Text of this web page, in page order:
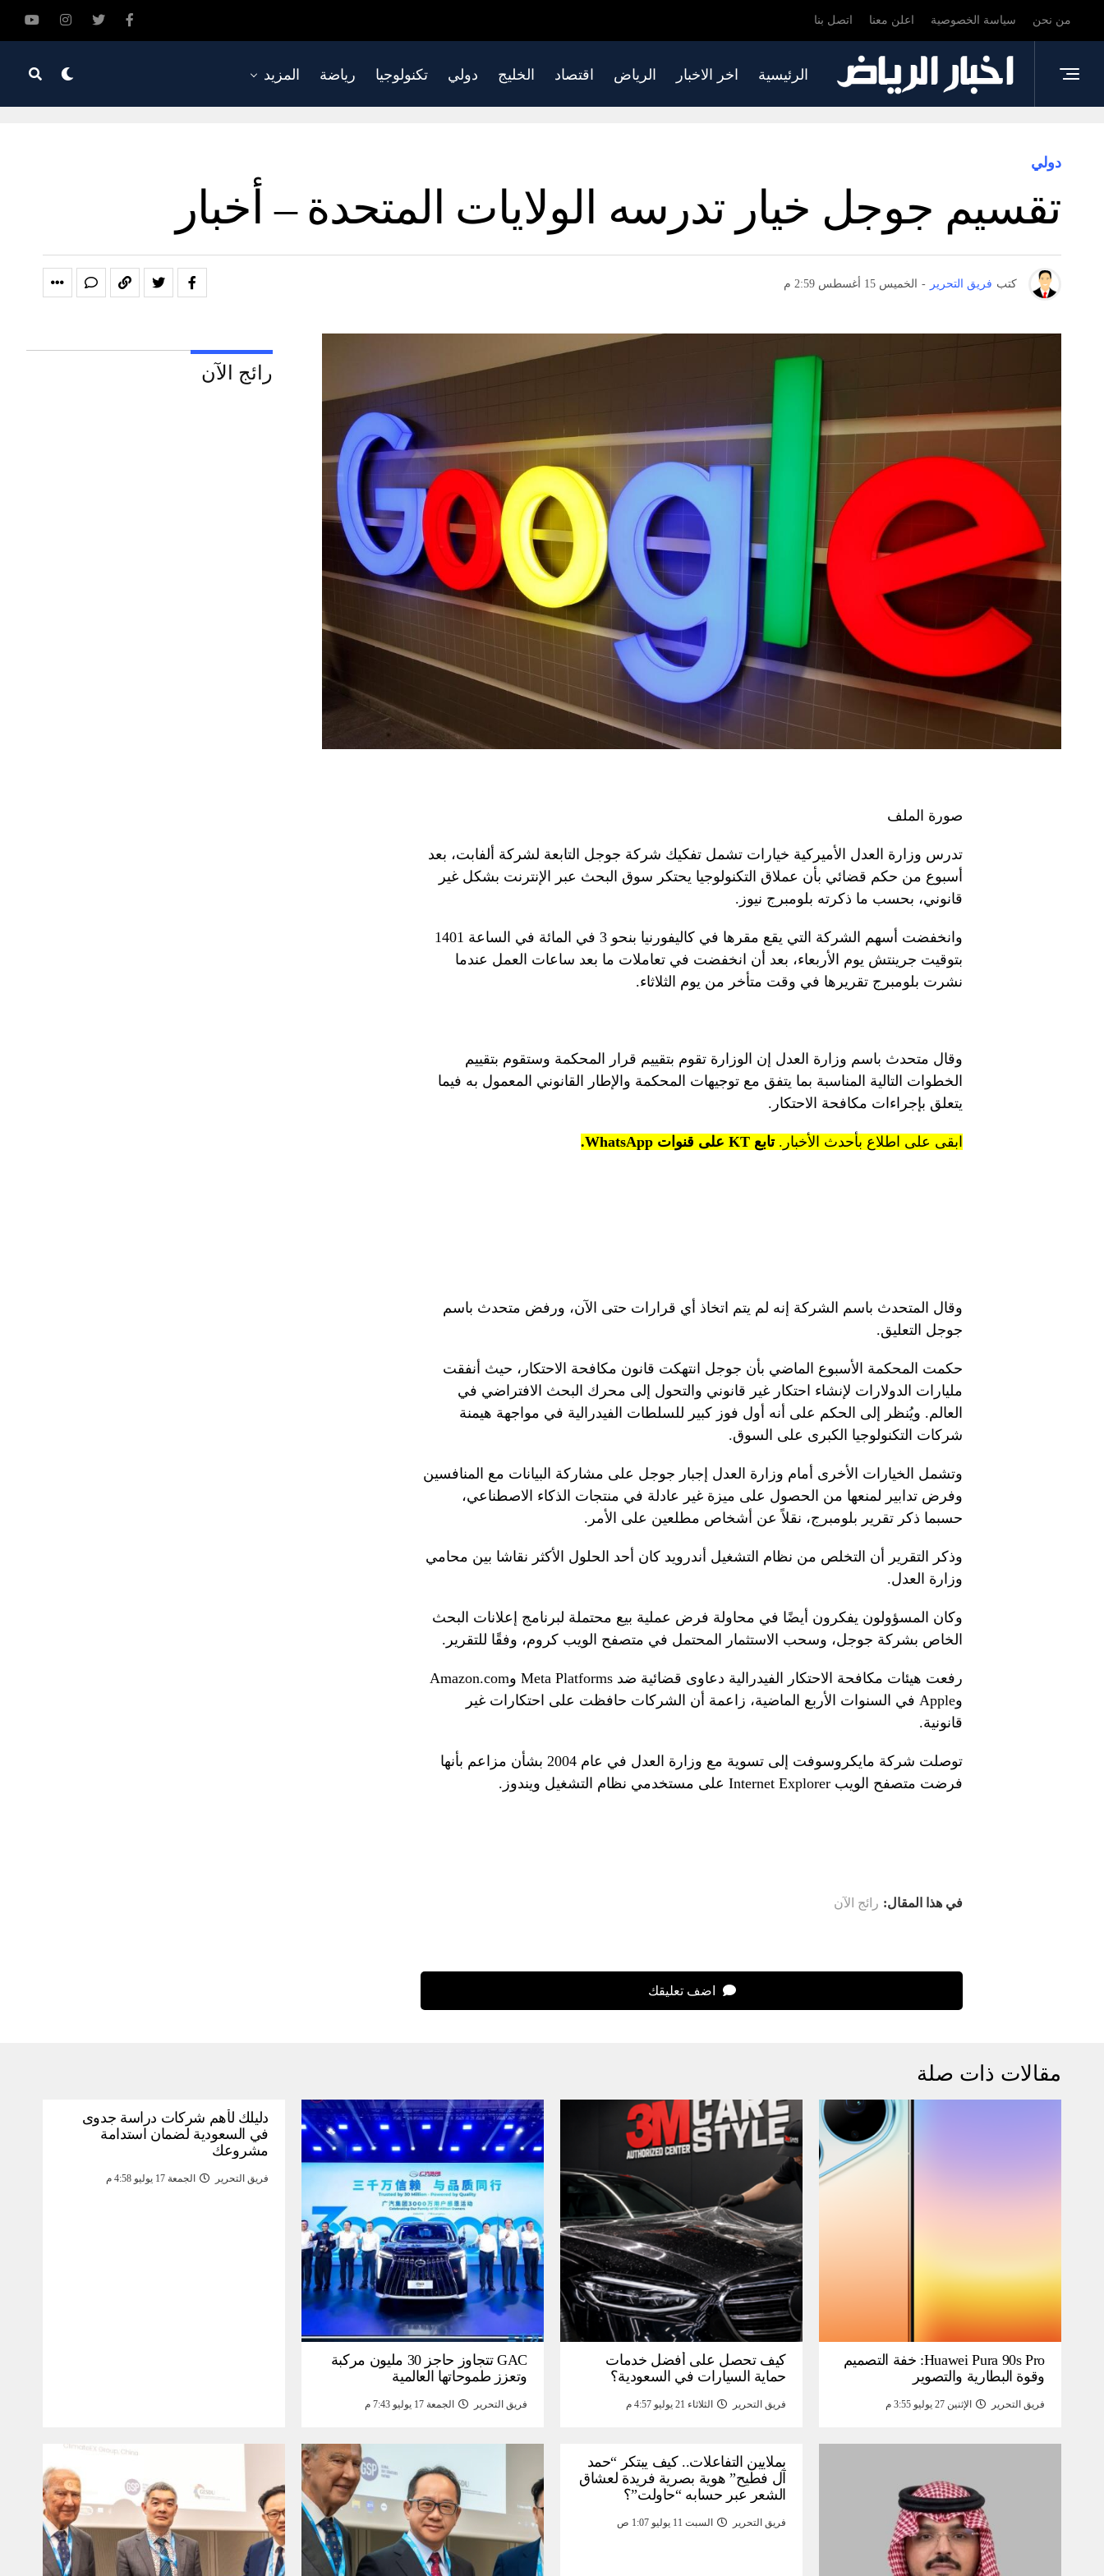
من نحن سياسة الخصوصية اعلن معنا اتصل بنا
الرئيسية اخر الاخبار الرياض اقتصاد الخليج دولي تكنولوجيا رياضة المزيد
دولي
تقسيم جوجل خيار تدرسه الولايات المتحدة – أخبار
كتب فريق التحرير - الخميس 15 أغسطس 2:59 م
صورة الملف
تدرس وزارة العدل الأميركية خيارات تشمل تفكيك شركة جوجل التابعة لشركة ألفابت، بعد
أسبوع من حكم قضائي بأن عملاق التكنولوجيا يحتكر سوق البحث عبر الإنترنت بشكل غير
قانوني، بحسب ما ذكرته بلومبرج نيوز.
وانخفضت أسهم الشركة التي يقع مقرها في كاليفورنيا بنحو 3 في المائة في الساعة 1401
بتوقيت جرينتش يوم الأربعاء، بعد أن انخفضت في تعاملات ما بعد ساعات العمل عندما
نشرت بلومبرج تقريرها في وقت متأخر من يوم الثلاثاء.
وقال متحدث باسم وزارة العدل إن الوزارة تقوم بتقييم قرار المحكمة وستقوم بتقييم
الخطوات التالية المناسبة بما يتفق مع توجيهات المحكمة والإطار القانوني المعمول به فيما
يتعلق بإجراءات مكافحة الاحتكار.
ابقى على اطلاع بأحدث الأخبار.تابع KT على قنوات WhatsApp.
وقال المتحدث باسم الشركة إنه لم يتم اتخاذ أي قرارات حتى الآن، ورفض متحدث باسم
جوجل التعليق.
حكمت المحكمة الأسبوع الماضي بأن جوجل انتهكت قانون مكافحة الاحتكار، حيث أنفقت
مليارات الدولارات لإنشاء احتكار غير قانوني والتحول إلى محرك البحث الافتراضي في
العالم. ويُنظر إلى الحكم على أنه أول فوز كبير للسلطات الفيدرالية في مواجهة هيمنة
شركات التكنولوجيا الكبرى على السوق.
وتشمل الخيارات الأخرى أمام وزارة العدل إجبار جوجل على مشاركة البيانات مع المنافسين
وفرض تدابير لمنعها من الحصول على ميزة غير عادلة في منتجات الذكاء الاصطناعي،
حسبما ذكر تقرير بلومبرج، نقلاً عن أشخاص مطلعين على الأمر.
وذكر التقرير أن التخلص من نظام التشغيل أندرويد كان أحد الحلول الأكثر نقاشا بين محامي
وزارة العدل.
وكان المسؤولون يفكرون أيضًا في محاولة فرض عملية بيع محتملة لبرنامج إعلانات البحث
الخاص بشركة جوجل، وسحب الاستثمار المحتمل في متصفح الويب كروم، وفقًا للتقرير.
رفعت هيئات مكافحة الاحتكار الفيدرالية دعاوى قضائية ضد Meta Platforms وAmazon.com
وApple في السنوات الأربع الماضية، زاعمة أن الشركات حافظت على احتكارات غير
قانونية.
توصلت شركة مايكروسوفت إلى تسوية مع وزارة العدل في عام 2004 بشأن مزاعم بأنها
فرضت متصفح الويب Internet Explorer على مستخدمي نظام التشغيل ويندوز.
في هذا المقال: رائج الآن
اضف تعليقك
رائج الآن
مقالات ذات صلة
Huawei Pura 90s Pro: خفة التصميم
وقوة البطارية والتصوير
فريق التحرير الإثنين 27 يوليو 3:55 م
كيف تحصل على أفضل خدمات
حماية السيارات في السعودية؟
فريق التحرير الثلاثاء 21 يوليو 4:57 م
GAC تتجاوز حاجز 30 مليون مركبة
وتعزز طموحاتها العالمية
فريق التحرير الجمعة 17 يوليو 7:43 م
دليلك لأهم شركات دراسة جدوى
في السعودية لضمان استدامة
مشروعك
فريق التحرير الجمعة 17 يوليو 4:58 م
بملايين التفاعلات.. كيف يبتكر “حمد
آل فطيح” هوية بصرية فريدة لعشاق
الشعر عبر حسابه “حاولت”؟
فريق التحرير السبت 11 يوليو 1:07 ص